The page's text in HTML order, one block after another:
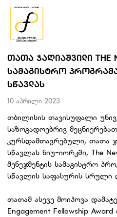
ᲗᲐᲗᲐ ᲯᲐᲦᲘᲐᲨᲕᲘᲚᲘ THE
ᲡᲐᲛᲐᲒᲘᲡᲢᲠᲝ
ᲡᲬᲐᲕᲚᲐᲡ
10 აპრილი 2023
თბილისის თავისუფალი
საზოგადოებრივ
კურსდამთავრებული, თათა
სწავლას ნიუ-იორკში, The
მენეჯმენტის სამაგისტრო
სწავლის საფასურის სრული
თათამ ასევე მოიპოვა
Engagement Fellowship